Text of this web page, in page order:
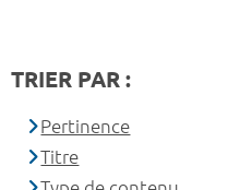
TRIER PAR :
Pertinence
Titre